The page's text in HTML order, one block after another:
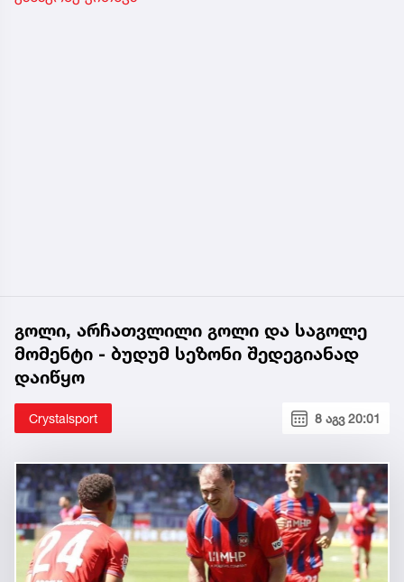
გოლი, არჩათვლილი გოლი და საგოლე
მომენტი - ბუდუმ სეზონი შედეგიანად
დაიწყო
Crystalsport 8 აგვ 20:01